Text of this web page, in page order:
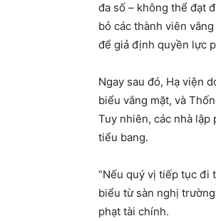
đa số – không thể đạt
bỏ các thành viên
để giả định quyền lực
Ngay sau đó, Hạ viện
biểu vắng mặt, và
Tuy nhiên, các nhà lập
tiểu bang.
“Nếu quý vị tiếp tục đi
biểu từ sàn nghị
phạt tài chính.